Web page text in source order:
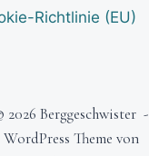
Richtlinie (EU)
2026 Berggeschwister -
WordPress Theme von